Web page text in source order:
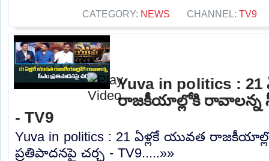
CATEGORY: NEWS CHANNEL: TV9
Yuva in politics : 21
రాజకీయాల్లోకి రావాలన్న
- TV9
Yuva in politics : 21 ఏళ్లకే యువత
ప్రతిపాదనపై చర్చ - TV9.....»»